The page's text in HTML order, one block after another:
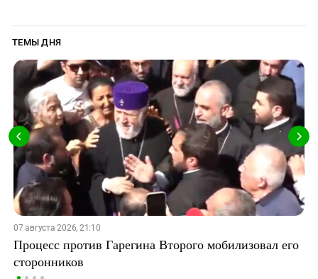
ТЕМЫ ДНЯ
07 августа 2026, 21:10
Процесс против Гарегина Второго мобилизовал его
сторонников